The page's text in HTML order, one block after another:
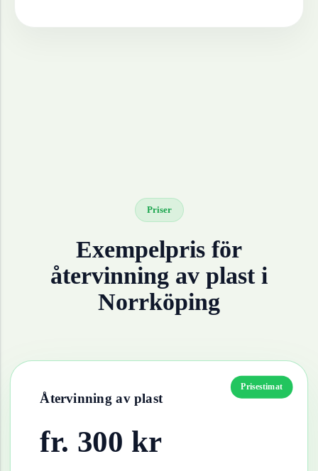
Priser
Exempelpris för
återvinning av plasti
Norrköping
Prisestimat
Återvinning av plast
fr. 300 kr